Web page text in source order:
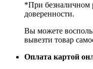
*При безналичном
доверенности.
Вы можете
вывезти товар
Оплата картой